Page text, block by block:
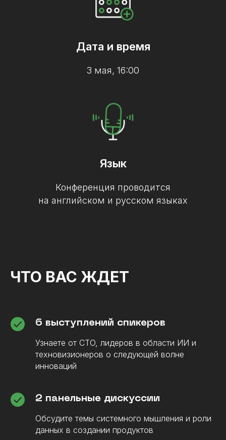
Дата и время
3 мая, 16:00
Язык
Конференция проводится
на английском и русском языках
ЧТО ВАС ЖДЕТ
6 выступлений спикеров
Узнаете от CTO, лидеров в области ИИ и
техновизионеров о следующей волне
инноваций
2 панельные дискуссии
Обсудите темы системного мышления и роли
данных в создании продуктов